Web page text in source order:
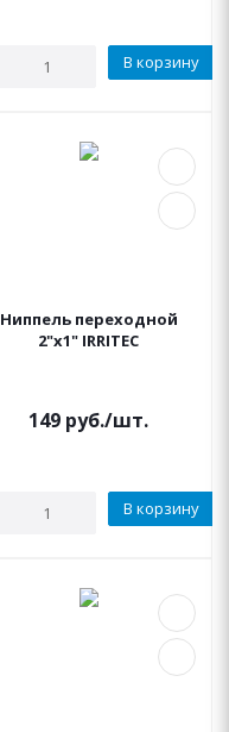
В корзину
Ниппель переходной
2"x1" IRRITEC
149 руб./шт.
В корзину